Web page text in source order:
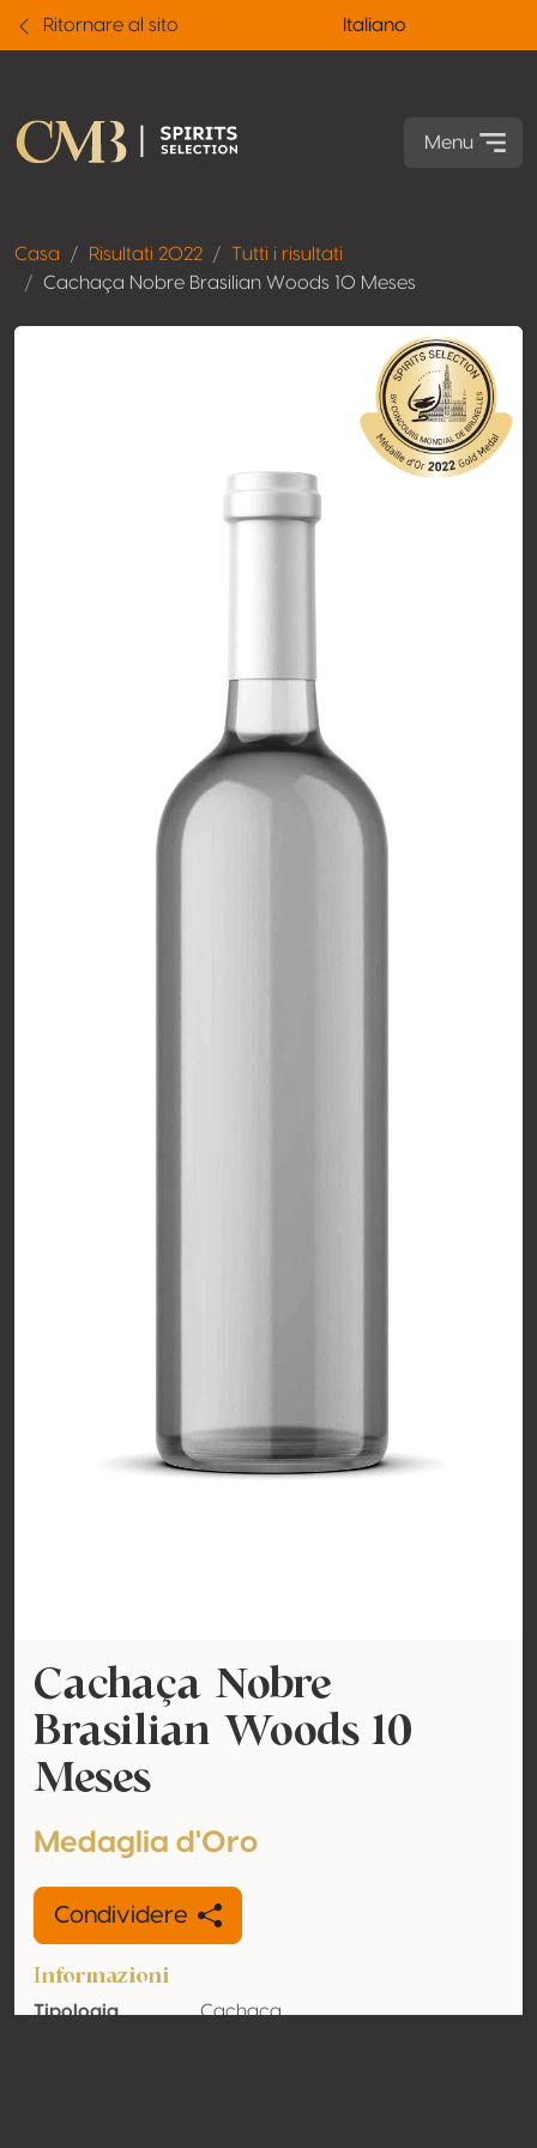
Ritornare al sito Italiano
Menu
Casa Risultati 2022
Tutti i risultati
Cachaça Nobre Brasilian Woods 10 Meses
Cachaça Nobre
Brasilian Woods 10
Meses
Medaglia d'Oro
Condividere
Informazioni
Tipologia
Cachaça